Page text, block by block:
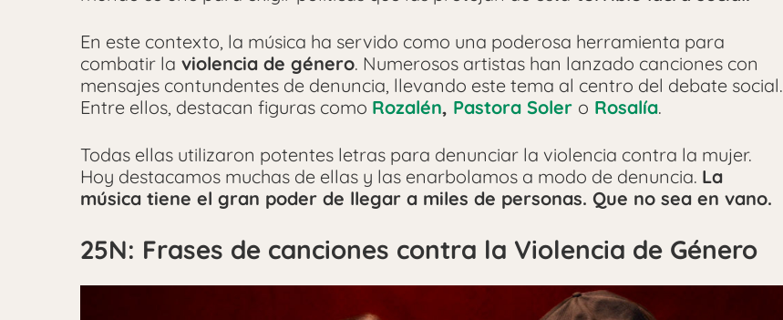
En este contexto, la música ha servido como una poderosa herramienta para
combatir la violencia de género. Numerosos artistas han lanzado canciones con
mensajes contundentes de denuncia, llevando este tema al centro del debate social.
Entre ellos, destacan figuras como Rozalén, Pastora Soler o Rosalía.
Todas ellas utilizaron potentes letras para denunciar la violencia contra la mujer.
Hoy destacamos muchas de ellas y las enarbolamos a modo de denuncia. La
música tiene el gran poder de llegar a miles de personas. Que no sea en vano.
25N: Frases de canciones contra la Violencia de Género